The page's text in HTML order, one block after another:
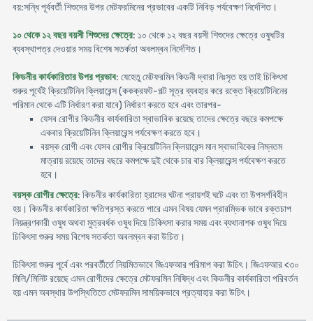
বয়:সন্ধি পূর্ববর্তী শিশুদের উপর মেটফরমিনের প্রভাবের একটি নিবিড় পর্যবেক্ষণ নির্দেশিত।
১০ থেকে ১২ বছর বয়সী শিশুদের ক্ষেত্রে: ১০ থেকে ১২ বছর বয়সী শিশুদের ক্ষেত্রে ওষুধটির
ব্যবস্থাপত্র দেওয়ার সময় বিশেষ সতর্কতা অবলম্বন নির্দেশিত।
কিডনীর কার্যকারিতার উপর প্রভাব: যেহেতু মেটফরমিন কিডনী দ্বারা নিঃসৃত হয় তাই চিকিৎসা
শুরুর পূর্বেই ক্রিয়েটিনিন ক্লিয়ারেন্স (ককক্রফট-গল্ট সূত্র ব্যবহার করে রক্তে ক্রিয়েটিনিনের
পরিমান থেকে এটি নির্ধারণ করা যাবে) নির্ধারণ করতে হবে এবং তারপর-
যেসব রোগীর কিডনীর কার্যকারিতা স্বাভাবিক রয়েছে তাদের ক্ষেত্রে বছরে কমপক্ষে
একবার ক্রিয়েটিনিন ক্লিয়ারেন্স পর্যবেক্ষণ করতে হবে।
বয়স্ক রোগী এবং যেসব রোগীর ক্রিয়েটিনিন ক্লিয়ারেন্স মান স্বাভাবিকের নিম্নতম
মাত্রায় রয়েছে তাদের বছরে কমপক্ষে দুই থেকে চার বার ক্লিয়ারেন্স পর্যবেক্ষণ করতে
হবে।
বয়স্ক রোগীর ক্ষেত্রে: কিডনীর কার্যকারিতা হ্রাসের ঘটনা প্রায়শই ঘটে এবং তা উপসর্গবিহীন
হয়। কিডনীর কার্যকারিতা ক্ষতিগ্রস্ত করতে পারে এমন বিষয় যেমন প্রারম্ভিক ভাবে রক্তচাপ
নিয়ন্ত্রণকারী ওষুধ অথবা মুত্রবর্ধক ওষুধ দিয়ে চিকিৎসা করার সময় এবং ব্যথানাশক ওষুধ দিয়ে
চিকিৎসা শুরুর সময় বিশেষ সতর্কতা অবলম্বন করা উচিত।
চিকিৎসা শুরুর পূর্বে এবং পরবর্তীর্তে নিয়মিতভাবে জিএফআর পরিমাপ করা উচিৎ। জিএফআর <৩০
মিলি/মিনিট রয়েছে এমন রোগীদের ক্ষেত্রে মেটফরমিন নিষিদ্ধ এবং কিডনীর কার্যকারিতা পরিবর্তন
হয় এমন অবস্থার উপস্থিতিতে মেটফরমিন সাময়িকভাবে প্রত্যাহার করা উচিৎ।